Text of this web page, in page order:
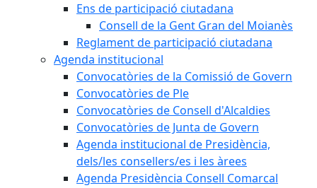
Ens de participació ciutadana
Consell de la Gent Gran del Moianès
Reglament de participació ciutadana
Agenda institucional
Convocatòries de la Comissió de Govern
Convocatòries de Ple
Convocatòries de Consell d'Alcaldies
Convocatòries de Junta de Govern
Agenda institucional de Presidència,
dels/les consellers/es i les àrees
Agenda Presidència Consell Comarcal